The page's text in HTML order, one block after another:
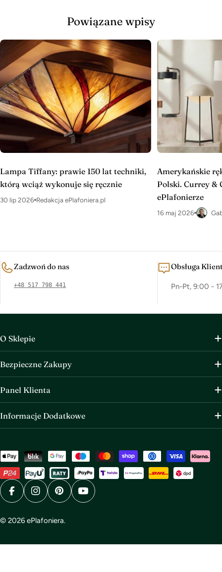
Powiązane wpisy
Lampa Tiffany: prawie 150 lat techniki,
którą wciąż wykonuje się ręcznie
30 lip 2026 Redakcja ePlafoniera.pl
Amerykańskie
Polski. Currey &
ePlafonierze
16 maj 2026
Zadzwoń do nas
+48 517 798 441
Obsługa
Pn-Pt, 9:00 -
O Sklepie
Bezpieczne Zakupy
Panel Klienta
Informacje Dodatkowe
Metody
płatności
FacebookInstagramPinterestYouTube
© 2026 ePlafoniera.